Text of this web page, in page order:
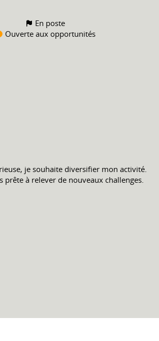
En poste
Ouverte aux opportunités
je souhaite diversifier mon activité.
prête à relever de nouveaux challenges.